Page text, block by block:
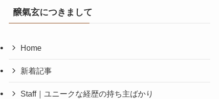
醸氣玄につきまして
Home
新着記事
Staff｜ユニークな経歴の持ち主ばかり